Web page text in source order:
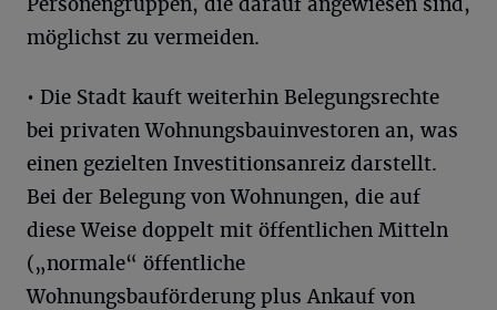
möglichst zu vermeiden.
• Die Stadt kauft weiterhin Belegungsrechte
bei privaten Wohnungsbauinvestoren an, was
einen gezielten Investitionsanreiz darstellt.
Bei der Belegung von Wohnungen, die auf
diese Weise doppelt mit öffentlichen Mitteln
(„normale“ öffentliche
Wohnungsbauförderung plus Ankauf von